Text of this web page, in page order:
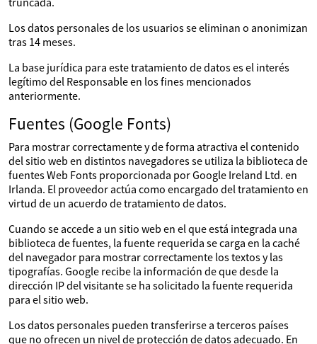
Los datos personales de los usuarios se eliminan o anonimizan
tras 14 meses.
La base jurídica para este tratamiento de datos es el interés
legítimo del Responsable en los fines mencionados
anteriormente.
Fuentes (Google Fonts)
Para mostrar correctamente y de forma atractiva el contenido
del sitio web en distintos navegadores se utiliza la biblioteca de
fuentes Web Fonts proporcionada por Google Ireland Ltd. en
Irlanda. El proveedor actúa como encargado del tratamiento en
virtud de un acuerdo de tratamiento de datos.
Cuando se accede a un sitio web en el que está integrada una
biblioteca de fuentes, la fuente requerida se carga en la caché
del navegador para mostrar correctamente los textos y las
tipografías. Google recibe la información de que desde la
dirección IP del visitante se ha solicitado la fuente requerida
para el sitio web.
Los datos personales pueden transferirse a terceros países
que no ofrecen un nivel de protección de datos adecuado. En